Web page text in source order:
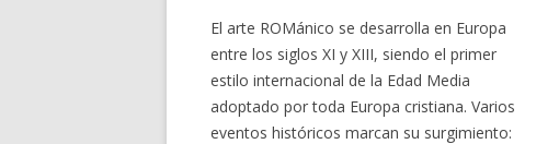
El arte ROMánico se desarrolla en Europa
entre los siglos XI y XIII, siendo el primer
estilo internacional de la Edad Media
adoptado por toda Europa cristiana. Varios
eventos históricos marcan su surgimiento: